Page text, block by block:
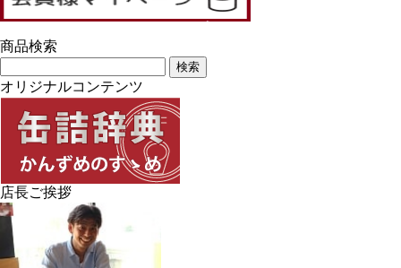
商品検索
オリジナルコンテンツ
店長ご挨拶